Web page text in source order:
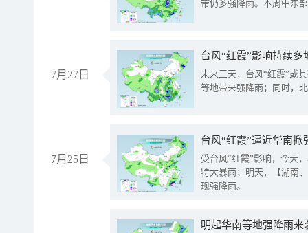
带仍多强降雨。本周中东
7月27日
台风“红霞”影响持续
未来三天，台风“红霞”或
等地带来强降雨；同时，
7月25日
台风“红霞”逼近华南
受台风“红霞”影响，今天
特大暴雨；明天，【湖南
现强降雨。
明起华南等地强降雨